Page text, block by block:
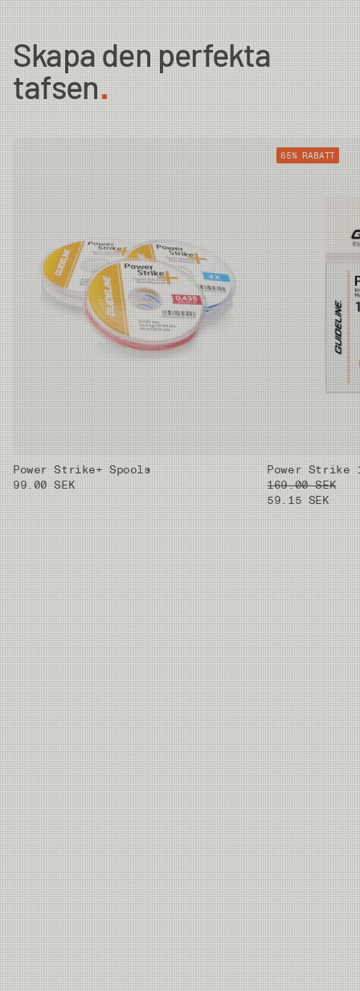
Butt Diam. Tip Diam. Strength
0X 0.64mm 0.285mm 5.6kg
1X 0.64mm 0.26mm 4.9kg
4kg
3.3kg
0.61mm 0.185mm
0.59mm 0.148mm 1.8kg
Skapa den perfekta
tafsen
Power Strike+ Spools
99.00 SEK
65% RABATT
Power Strike
169.00 SEK
59.15 SEK